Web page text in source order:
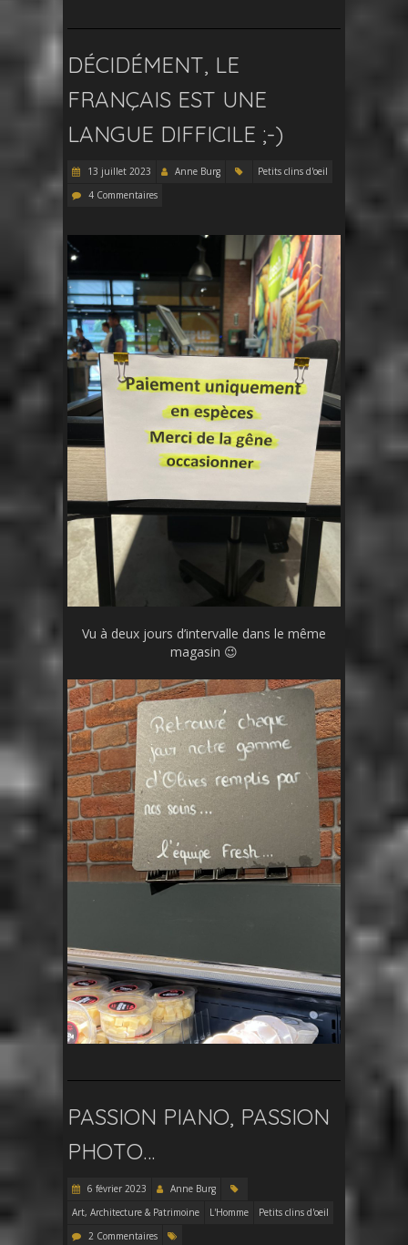
DÉCIDÉMENT, LE
FRANÇAIS EST UNE
LANGUE DIFFICILE ;-)
13 juillet 2023 Anne Burg
Petits clins d'oeil
4 Commentaires
Vu à deux jours d’intervalle dans le même
magasin 😉
PASSION PIANO, PASSION
PHOTO…
6 février 2023
Anne Burg
Art, Architecture & Patrimoine
L'Homme
Petits clins d'oeil
2 Commentaires